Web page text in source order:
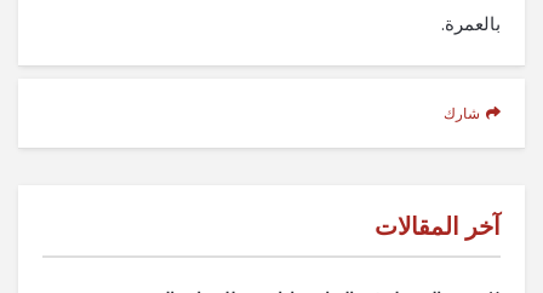
بالعمرة.
شارك
آخر المقالات